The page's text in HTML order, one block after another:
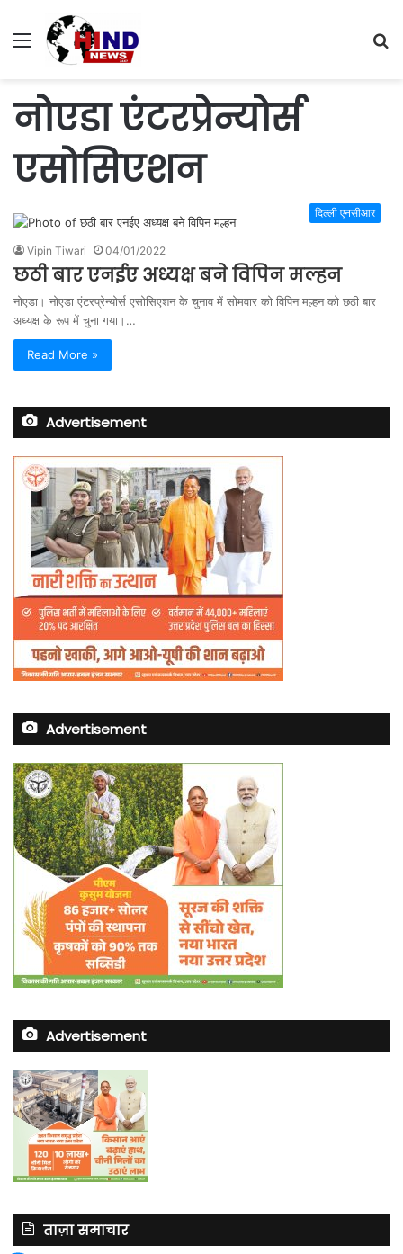
Menu
नोएडा एंटरप्रेन्योर्स
एसोसिएशन
दिल्ली एनसीआर
Vipin Tiwari 04/01/2022
छठी बार एनईए अध्यक्ष बने विपिन मल्हन
नोएडा। नोएडा एंटरप्रेन्योर्स एसोसिएशन के चुनाव में सोमवार को विपिन मल्हन को छठी बार
अध्यक्ष के रूप में चुना गया।…
Read More »
Advertisement
Advertisement
Advertisement
ताज़ा समाचार